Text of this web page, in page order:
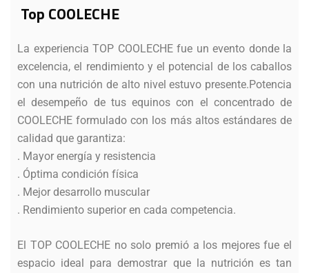
Top COOLECHE
La experiencia TOP COOLECHE fue un evento donde la
excelencia, el rendimiento y el potencial de los caballos
con una nutrición de alto nivel estuvo presente.Potencia
el desempeño de tus equinos con el concentrado de
COOLECHE formulado con los más altos estándares de
calidad que garantiza:
. Mayor energía y resistencia
. Óptima condición física
. Mejor desarrollo muscular
. Rendimiento superior en cada competencia.
El TOP COOLECHE no solo premió a los mejores fue el
espacio ideal para demostrar que la nutrición es tan